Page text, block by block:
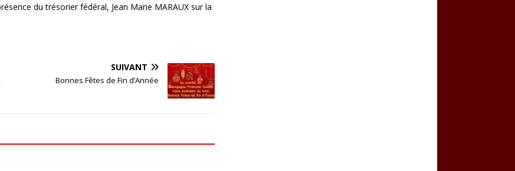
du trésorier fédéral, Jean Marie MARAUX sur la
SUIVANT
Bonnes Fêtes de Fin d’Année